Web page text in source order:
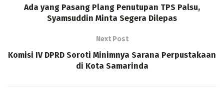
Ada yang Pasang Plang Penutupan TPS Palsu,
Syamsuddin Minta Segera Dilepas
Next Post
Komisi IV DPRD Soroti Minimnya Sarana Perpustakaan
di Kota Samarinda